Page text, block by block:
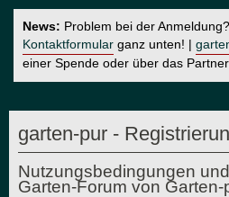
News: Problem bei der
Kontaktformular ganz unten! |
einer Spende oder über das
garten-pur -
Nutzungsbedingungen
Garten-Forum von Garten-